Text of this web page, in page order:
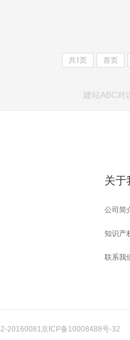
共1页 首页
建站ABC对
关于
公司简
知识产
联系我
20160081京ICP备10008488号-32